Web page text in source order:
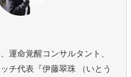
運命覚醒コンサルタント、
チ代表『伊藤翠珠 （いとう